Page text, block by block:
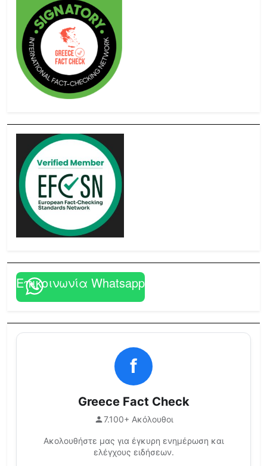
Επικοινωνία Whatsapp
f
Greece Fact Check
7.100+ Ακόλουθοι
Ακολουθήστε μας για έγκυρη ενημέρωση και
ελέγχους ειδήσεων.